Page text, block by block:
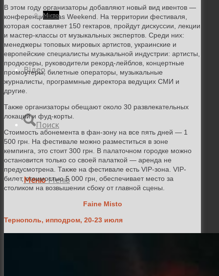
Місто
Відео
Поиск
Меню Меню
В этом году организаторы добавляют новый вид ивентов —
конференции Atlas Weekend. На территории фестиваля,
которая составляет 150 гектаров, пройдут дискуссии, лекции
и мастер-классы от музыкальных экспертов. Среди них:
менеджеры топовых мировых артистов, украинские и
европейские специалисты музыкальной индустрии: артисты,
продюсеры, руководители рекорд-лейблов, концертные
промоутеры, билетные операторы, музыкальные
журналисты, программные директора ведущих СМИ и
другие.
Также организаторы обещают около 30 развлекательных
локаций и фуд-корты.
Стоимость абонемента в фан-зону на все пять дней — 1
500 грн. На фестивале можно разместиться в зоне
кемпинга, это стоит 300 грн. В палаточном городке можно
остановится только со своей палаткой — аренда не
предусмотрена. Также на фестивале есть VIP-зона. VIP-
билет, стоимостью 5 000 грн, обеспечивает место за
столиком на возвышении сбоку от главной сцены.
Faine Misto
Тернополь, ипподром, 20-23 июля